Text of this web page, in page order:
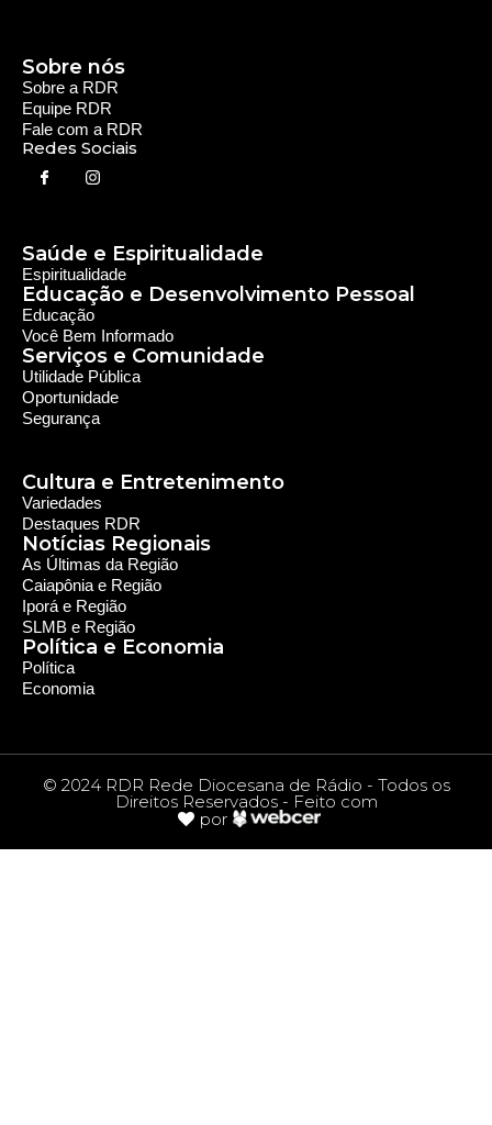
Sobre a RDR
Equipe RDR
Fale com a RDR
Redes Sociais
Sobre nós
Saúde e Espiritualidade
Espiritualidade
Educação e Desenvolvimento Pessoal
Educação
Você Bem Informado
Serviços e Comunidade
Utilidade Pública
Oportunidade
Segurança
Cultura e Entretenimento
Política e Economia
Notícias Regionais
Política
Economia
As Últimas da Região
Caiapônia e Região
Iporá e Região
SLMB e Região
Variedades
Destaques RDR
© 2024 RDR Rede Diocesana de Rádio - Todos os
Direitos Reservados - Feito com
por